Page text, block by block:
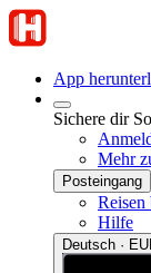
App
Sichere dir
Mehr
Posteingang
Reisen
Hilfe
Deutsch ·